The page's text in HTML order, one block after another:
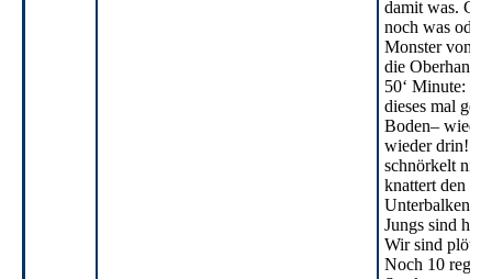
damit was.
noch was oder
Monster von
die Oberhand?
50‘ Minute:
dieses mal
Boden–
wieder drin!
schnörkelt
knattert den
Unterbalken
Jungs sind
Wir sind
Noch 10